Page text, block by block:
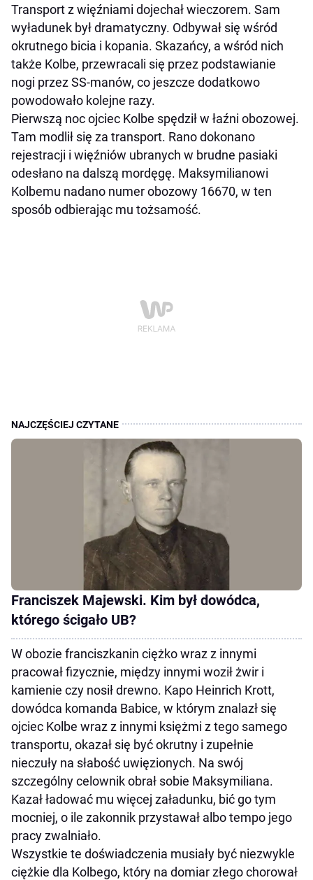
Transport z więźniami dojechał wieczorem. Sam
wyładunek był dramatyczny. Odbywał się wśród
okrutnego bicia i kopania. Skazańcy, a wśród nich
także Kolbe, przewracali się przez podstawianie
nogi przez SS-manów, co jeszcze dodatkowo
powodowało kolejne razy.
Pierwszą noc ojciec Kolbe spędził w łaźni obozowej.
Tam modlił się za transport. Rano dokonano
rejestracji i więźniów ubranych w brudne pasiaki
odesłano na dalszą mordęgę. Maksymilianowi
Kolbemu nadano numer obozowy 16670, w ten
sposób odbierając mu tożsamość.
Franciszek Majewski. Kim był dowódca,
którego ścigało UB?
W obozie franciszkanin ciężko wraz z innymi
pracował fizycznie, między innymi woził żwir i
kamienie czy nosił drewno. Kapo Heinrich Krott,
dowódca komanda Babice, w którym znalazł się
ojciec Kolbe wraz z innymi księżmi z tego samego
transportu, okazał się być okrutny i zupełnie
nieczuły na słabość uwięzionych. Na swój
szczególny celownik obrał sobie Maksymiliana.
Kazał ładować mu więcej załadunku, bić go tym
mocniej, o ile zakonnik przystawał albo tempo jego
pracy zwalniało.
Wszystkie te doświadczenia musiały być niezwykle
ciężkie dla Kolbego, który na domiar złego chorował